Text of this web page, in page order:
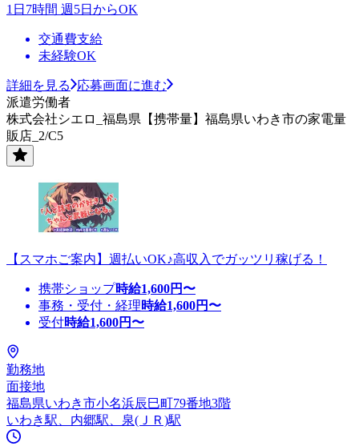
1日7時間 週5日からOK
交通費支給
未経験OK
詳細を見る
応募画面に進む
派遣労働者
株式会社シエロ_福島県【携帯量】福島県いわき市の家電量
販店_2/C5
【スマホご案内】週払いOK♪高収入でガッツリ稼げる！
携帯ショップ時給1,600円〜
事務・受付・経理時給1,600円〜
受付時給1,600円〜
勤務地
面接地
福島県いわき市小名浜辰巳町79番地3階
いわき駅、内郷駅、泉(ＪＲ)駅